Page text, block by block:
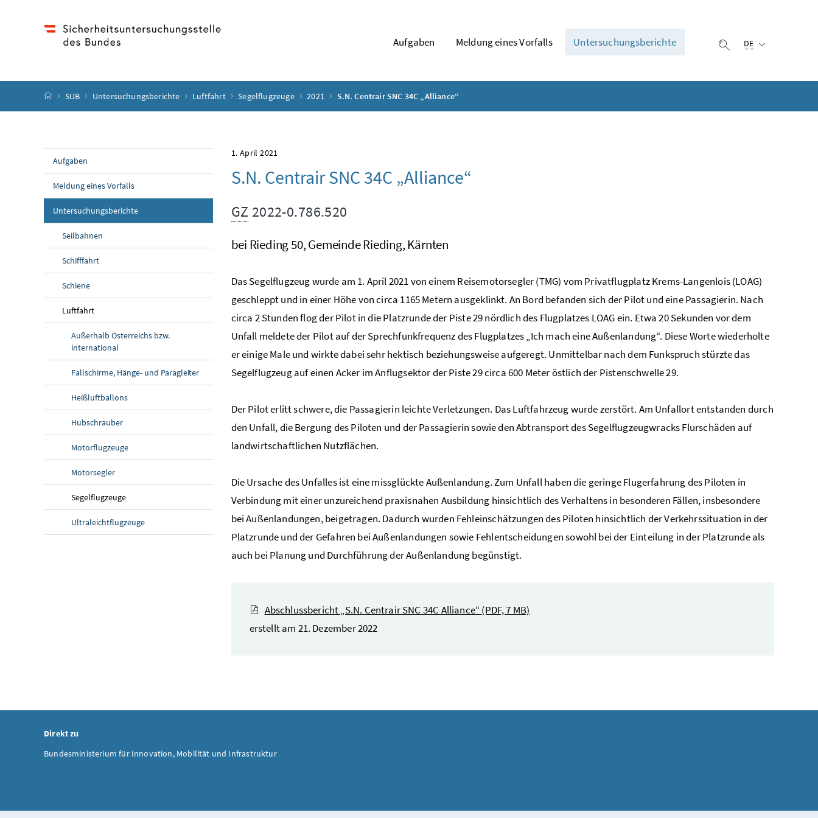
Aufgaben Meldung eines Vorfalls Untersuchungsberichte Suche einblenden
DE
Startseite
SUB Untersuchungsberichte Luftfahrt Segelflugzeuge 2021 S.N. Centrair SNC 34C „Alliance“
Aufgaben
Meldung eines Vorfalls
Untersuchungsberichte
Seilbahnen
Schifffahrt
Schiene
Luftfahrt
Außerhalb Österreichs bzw.
international
Fallschirme, Hänge- und Paragleiter
Heißluftballons
Hubschrauber
Motorflugzeuge
Motorsegler
Segelflugzeuge
Ultraleichtflugzeuge
1. April 2021
S.N. Centrair SNC 34C „Alliance“
GZ 2022-0.786.520
bei Rieding 50, Gemeinde Rieding, Kärnten
Das Segelflugzeug wurde am 1. April 2021 von einem Reisemotorsegler (TMG) vom Privatflugplatz Krems-Langenlois (LOAG)
geschleppt und in einer Höhe von circa 1165 Metern ausgeklinkt. An Bord befanden sich der Pilot und eine Passagierin. Nach
circa 2 Stunden flog der Pilot in die Platzrunde der Piste 29 nördlich des Flugplatzes LOAG ein. Etwa 20 Sekunden vor dem
Unfall meldete der Pilot auf der Sprechfunkfrequenz des Flugplatzes „Ich mach eine Außenlandung“. Diese Worte wiederholte
er einige Male und wirkte dabei sehr hektisch beziehungsweise aufgeregt. Unmittelbar nach dem Funkspruch stürzte das
Segelflugzeug auf einen Acker im Anflugsektor der Piste 29 circa 600 Meter östlich der Pistenschwelle 29.
Der Pilot erlitt schwere, die Passagierin leichte Verletzungen. Das Luftfahrzeug wurde zerstört. Am Unfallort entstanden durch
den Unfall, die Bergung des Piloten und der Passagierin sowie den Abtransport des Segelflugzeugwracks Flurschäden auf
landwirtschaftlichen Nutzflächen.
Die Ursache des Unfalles ist eine missglückte Außenlandung. Zum Unfall haben die geringe Flugerfahrung des Piloten in
Verbindung mit einer unzureichend praxisnahen Ausbildung hinsichtlich des Verhaltens in besonderen Fällen, insbesondere
bei Außenlandungen, beigetragen. Dadurch wurden Fehleinschätzungen des Piloten hinsichtlich der Verkehrssituation in der
Platzrunde und der Gefahren bei Außenlandungen sowie Fehlentscheidungen sowohl bei der Einteilung in der Platzrunde als
auch bei Planung und Durchführung der Außenlandung begünstigt.
Abschlussbericht „S.N. Centrair SNC 34C Alliance“ (PDF, 7 MB)
erstellt am 21. Dezember 2022
Direkt zu
Bundesministerium für Innovation, Mobilität und Infrastruktur